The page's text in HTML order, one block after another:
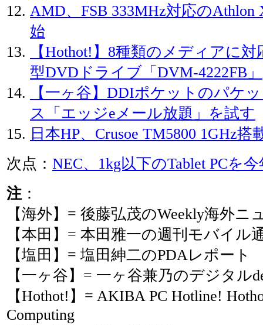
AMD、FSB 333MHz対応のAthlon
始
【Hothot!】8種類のメディアに
型DVDドライブ「DVM-4222FB」
【一ヶ谷】DDIポケットのパケ
ス「エッジeメール放題」を試す
日本HP、Crusoe TM5800 1GHz搭
次点： NEC、1kg以下のTablet PCを
注 ：
【海外】= 後藤弘茂のWeekly海外ニ
【本田】= 本田雅一の週刊モバイル
【塩田】= 塩田紳二のPDAレポート
【一ヶ谷】= 一ヶ谷兼乃のデジタル
【Hothot!】= AKIBA PC Hotline!
Computing